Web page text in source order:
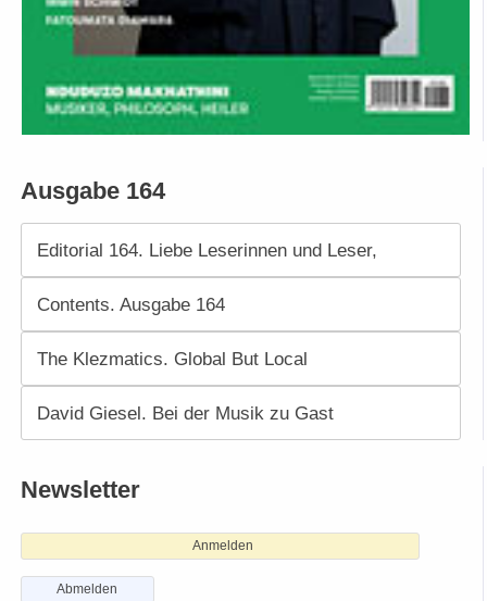
Ausgabe 164
Editorial 164. Liebe Leserinnen und Leser,
Contents. Ausgabe 164
The Klezmatics. Global But Local
David Giesel. Bei der Musik zu Gast
Newsletter
Anmelden
Abmelden